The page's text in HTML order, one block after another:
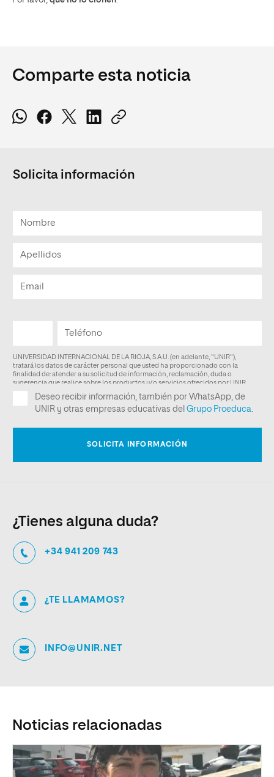
Comparte esta noticia
Solicita información
¿Tienes alguna duda?
+34 941 209 743
¿TE LLAMAMOS?
INFO@UNIR.NET
Noticias relacionadas